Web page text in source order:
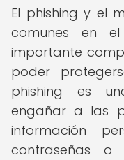
El phishing y el
comunes en
importante
poder
phishing es
engañar a las
información
contraseñas